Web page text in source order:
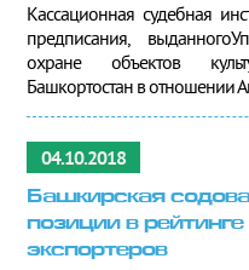
Кассационная судебная
предписания,
охране объектов
Башкортостан в отношении
04.10.2018
Башкирская
позиции в
экспортеров